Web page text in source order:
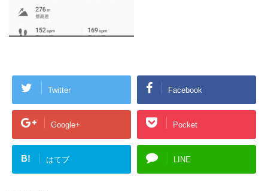
Twitter Facebook
Google+ Pocket
B! はてブ LINE